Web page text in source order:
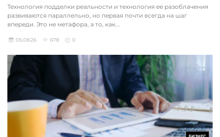
Технология подделки реальности и технология ее разоблачения
развиваются параллельно, но первая почти всегда на шаг
впереди. Это не метафора, а то, как...
05.08.26 678 0
БИЗНЕС